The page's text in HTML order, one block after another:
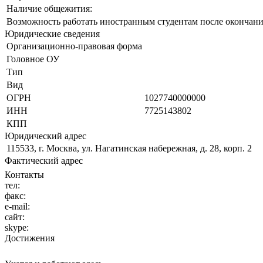
Наличие общежития:
Возможность работать иностранным студентам после
Юридические сведения
Организационно-правовая форма
Головное ОУ
Тип
Вид
ОГРН
1027740000000
ИНН
7725143802
КПП
Юридический адрес
115533, г. Москва, ул. Нагатинская набережная, д. 28, корп. 2
Фактический адрес
Контакты
тел:
факс:
e-mail:
сайт:
skype:
Достижения